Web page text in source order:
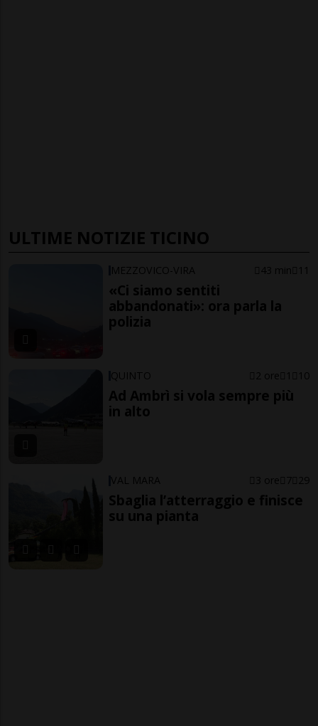
ULTIME NOTIZIE TICINO
MEZZOVICO-VIRA 43 min 11
«Ci siamo sentiti
abbandonati»: ora parla la
polizia
QUINTO 2 ore 1 10
Ad Ambrì si vola sempre più
in alto
VAL MARA 3 ore 7 29
Sbaglia l’atterraggio e finisce
su una pianta